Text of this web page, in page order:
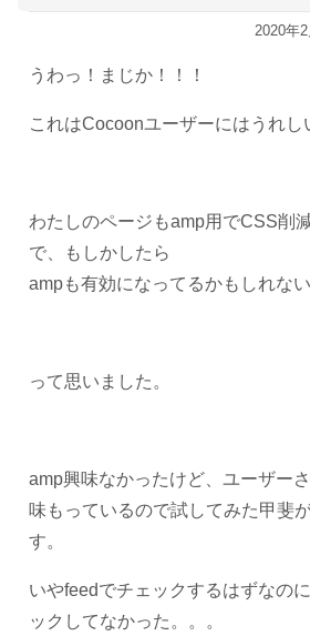
2020年
うわっ！まじか！！！
これはCocoonユーザーにはうれし
わたしのページもamp用でCSS削
で、もしかしたら
ampも有効になってるかもしれない
って思いました。
amp興味なかったけど、ユーザー
味もっているので試してみた甲斐
す。
いやfeedでチェックするはずなの
ックしてなかった。。。